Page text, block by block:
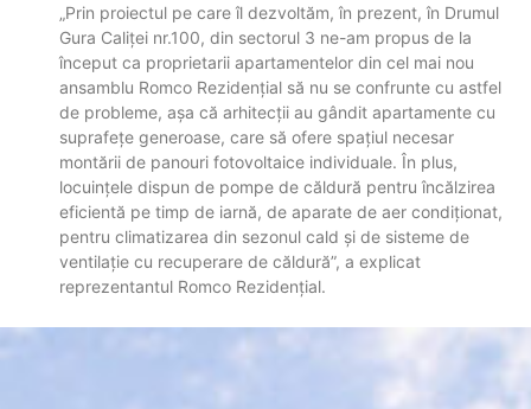
„Prin proiectul pe care îl dezvoltăm, în prezent, în Drumul
Gura Caliței nr.100, din sectorul 3 ne-am propus de la
început ca proprietarii apartamentelor din cel mai nou
ansamblu Romco Rezidențial să nu se confrunte cu astfel
de probleme, așa că arhitecții au gândit apartamente cu
suprafețe generoase, care să ofere spațiul necesar
montării de panouri fotovoltaice individuale. În plus,
locuințele dispun de pompe de căldură pentru încălzirea
eficientă pe timp de iarnă, de aparate de aer condiționat,
pentru climatizarea din sezonul cald și de sisteme de
ventilație cu recuperare de căldură”, a explicat
reprezentantul Romco Rezidențial.